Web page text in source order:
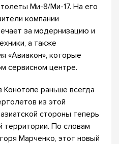
Ми-8/Ми-17. На его
компании
за модернизацию и
а также
«Авиакон», которые
сервисном центре.
Конотопе раньше всегда
из этой
стороны теперь
территории. По словам
Марченко, этот новый